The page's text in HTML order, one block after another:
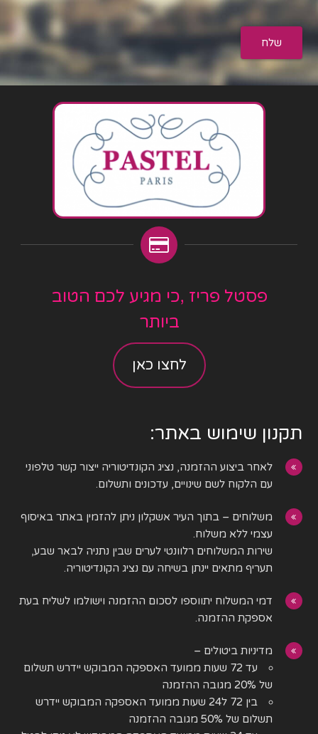
פסטל פריז ,כי מגיע לכם הטוב
ביותר
לחצו כאן
תקנון שימוש באתר:
לאחר ביצוע ההזמנה, נציג הקונדיטוריה ייצור קשר טלפוני
עם הלקוח לשם שינויים, עדכונים ותשלום.
משלוחים – בתוך העיר אשקלון ניתן להזמין באתר באיסוף
עצמי ללא משלוח.
שירות המשלוחים רלוונטי לערים שבין נתניה לבאר שבע,
תעריף מתאים יינתן בשיחה עם נציג הקונדיטוריה.
דמי המשלוח יתווספו לסכום ההזמנה וישולמו לשליח בעת
אספקת ההזמנה.
מדיניות ביטולים –
עד 72 שעות ממועד האספקה המבוקש יידרש תשלום
של 20% מגובה ההזמנה
בין 72 ל24 שעות ממועד האספקה המבוקש יידרש
תשלום של 50% מגובה ההזמנה